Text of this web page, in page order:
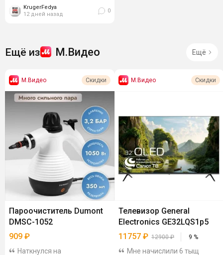
пеногенератором. Можно...
KrugerFedya
12 дней назад
0
Ещё из М.Видео Ещё
М.Видео Скидки
Пароочиститель Dumont
DMSC-1052
909 ₽
Наткнулся на
М.Видео Скидки
Телевизор General
Electronics GE32LQS1p5
11757 ₽ 12900₽ 9 %
Мне начислили 6 тыщ